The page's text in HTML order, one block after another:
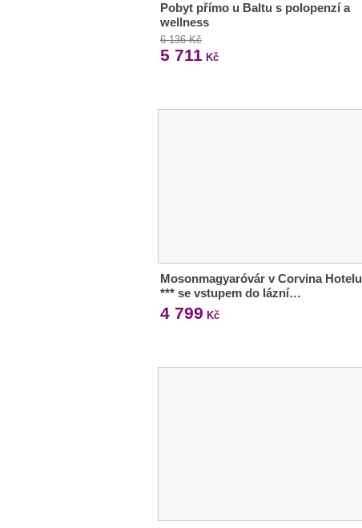
Pobyt přímo u Baltu s polopenzí a
wellness
6 136 Kč
5 711 Kč
Mosonmagyaróvár v Corvina Hotelu
*** se vstupem do lázní…
4 799 Kč